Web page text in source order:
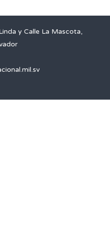
y Calle La Mascota,